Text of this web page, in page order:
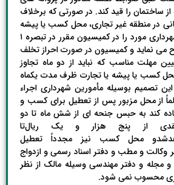
ساختمان را قید کند. در صورتی که برخلاف
در منطقه غیر تجاری، محل کسب یا پیشه
و یا تجارت دائر شود شهرداری مورد را در کمیسیون مقرر در تبصره ۱
مطرح می نماید و کمیسیون در صورت احراز تخلف
مهلت مناسب که نباید از دو ماه تجاوز
کسب یا پیشه یا تجارت ظرف مدت یکماه
تصمیم بوسیله مأمورین شهرداری اجراء
از محل مزبور پس از تعطیل برای کسب و
کند به حبس جنحه ای از شش ماه تا دو
از پنج هزار و یک ریال‌تا
محل کسب نیز مجدداً تعطیل
وکالت و مطب و دفتر اسناد رسمی و ازدواج
و مجله و دفتر مهندسی وسیله مالک از نظر
محسوب نمی شود.